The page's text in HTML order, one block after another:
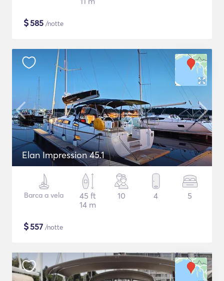
$585 /notte
Elan Impression 45.1
Barca a vela
45 ft
14 m
10 4 5
$557 /notte